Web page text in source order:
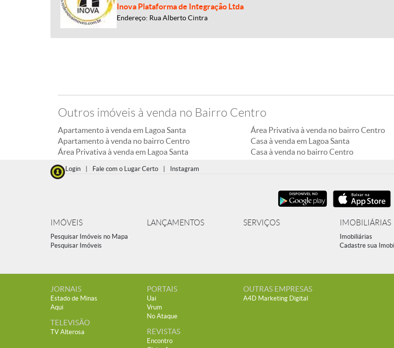
Inova Plataforma de Integração Ltda
Endereço: Rua Alberto Cintra
Outros imóveis à venda no Bairro Centro
Apartamento à venda em Lagoa Santa
Apartamento à venda no bairro Centro
Área Privativa à venda em Lagoa Santa
Área Privativa à venda no bairro Centro
Casa à venda em Lagoa Santa
Casa à venda no bairro Centro
Login Fale com o Lugar Certo Instagram
IMÓVEIS
Pesquisar Imóveis no Mapa
Pesquisar Imóveis
LANÇAMENTOS SERVIÇOS IMOBILIÁRIAS
Imobiliárias
Cadastre sua
JORNAIS
Estado de Minas
Aqui
TELEVISÃO
TV Alterosa
PORTAIS
Uai
Vrum
No Ataque
REVISTAS
Encontro
OUTRAS EMPRESAS
A4D Marketing Digital